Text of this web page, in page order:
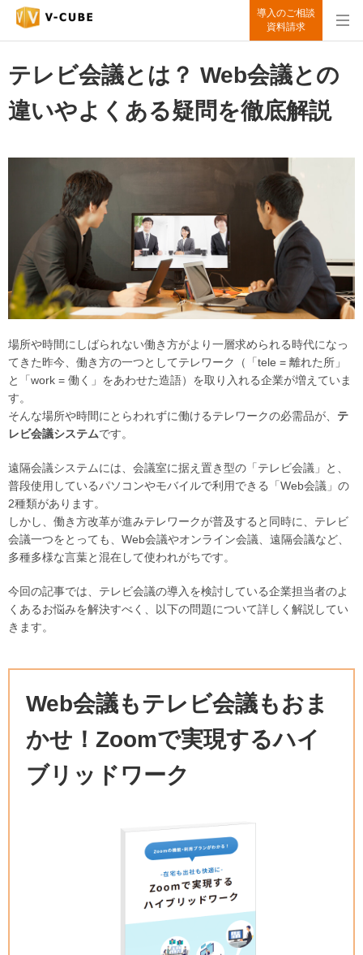
導入のご相談
資料請求
テレビ会議とは？ Web会議との
違いやよくある疑問を徹底解説
場所や時間にしばられない働き方がより一層求められる時代になっ
てきた昨今、働き方の一つとしてテレワーク（「tele = 離れた所」
と「work = 働く」をあわせた造語）を取り入れる企業が増えていま
す。
そんな場所や時間にとらわれずに働けるテレワークの必需品が、 テ
レビ会議システムです。
遠隔会議システムには、会議室に据え置き型の「テレビ会議」と、
普段使用しているパソコンやモバイルで利用できる「Web会議」の
2種類があります。
しかし、働き方改革が進みテレワークが普及すると同時に、テレビ
会議一つをとっても、Web会議やオンライン会議、遠隔会議など、
多種多様な言葉と混在して使われがちです。
今回の記事では、テレビ会議の導入を検討している企業担当者のよ
くあるお悩みを解決すべく、以下の問題について詳しく解説してい
きます。
Web会議もテレビ会議もおま
かせ！Zoomで実現するハイ
ブリッドワーク